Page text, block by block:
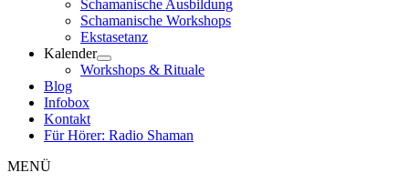
Schamanische Ausbildung
Schamanische Workshops
Ekstasetanz
Kalender
Workshops & Rituale
Blog
Infobox
Kontakt
Für Hörer: Radio Shaman
MENÜ